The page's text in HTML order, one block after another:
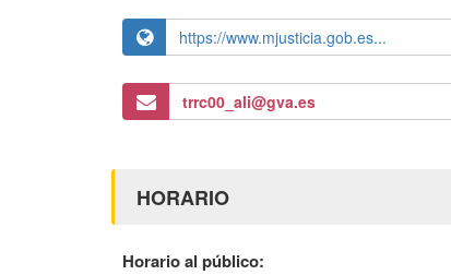
https://www.mjusticia.gob.es...
trrc00_ali@gva.es
HORARIO
Horario al público: